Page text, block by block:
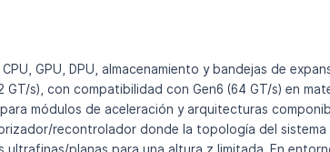
GPU, DPU, almacenamiento y bandejas de
s), con compatibilidad con Gen6 (64 GT/s) en
módulos de aceleración y arquitecturas
recontrolador donde la topología del sistema